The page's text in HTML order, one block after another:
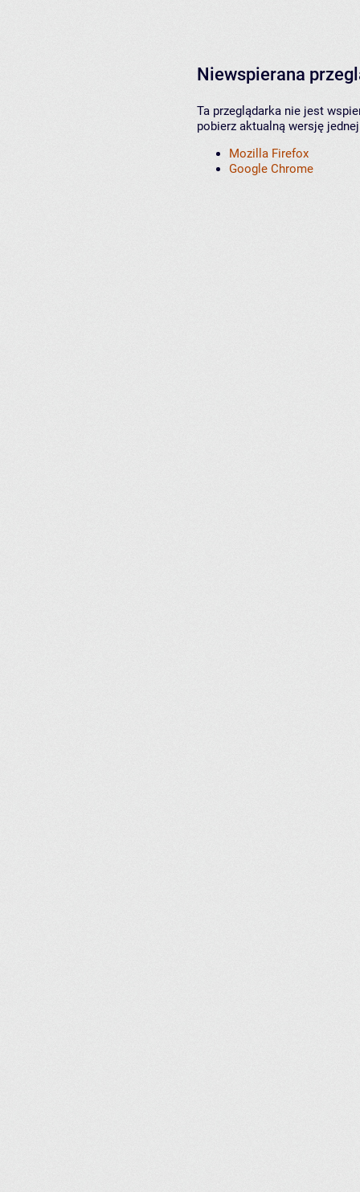
Niewspierana
Ta przeglądarka nie jest
pobierz aktualną wersję
Mozilla Firefox
Google Chrome